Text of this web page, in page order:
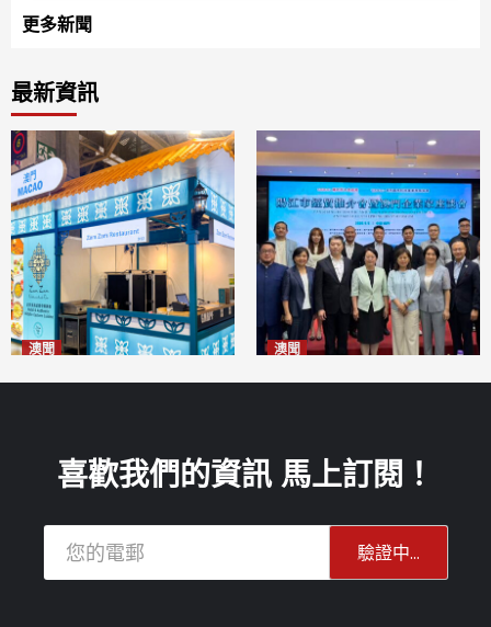
更多新聞
最新資訊
澳聞 澳聞
喜歡我們的資訊 馬上訂閱！